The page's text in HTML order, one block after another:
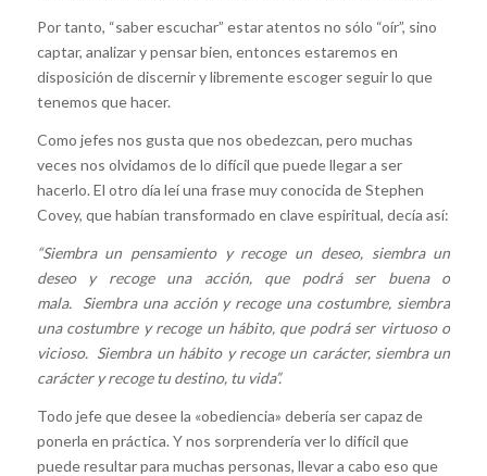
Por tanto, “saber escuchar” estar atentos no sólo “oír”, sino
captar, analizar y pensar bien, entonces estaremos en
disposición de discernir y libremente escoger seguir lo que
tenemos que hacer.
Como jefes nos gusta que nos obedezcan, pero muchas
veces nos olvidamos de lo difícil que puede llegar a ser
hacerlo. El otro día leí una frase muy conocida de Stephen
Covey, que habían transformado en clave espiritual, decía así:
“Siembra un pensamiento y recoge un deseo, siembra un
deseo y recoge una acción, que podrá ser buena o
mala.
Siembra una acción y recoge una costumbre, siembra
una costumbre y recoge un hábito, que podrá ser virtuoso o
vicioso. Siembra un hábito y recoge un carácter, siembra un
carácter y recoge tu destino, tu vida”.
Todo jefe que desee la «obediencia» debería ser capaz de
ponerla en práctica. Y nos sorprendería ver lo difícil que
puede resultar para muchas personas, llevar a cabo eso que